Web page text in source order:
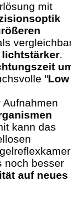
mit
lichtstärker.
"Low
Aufnahmen
kann das
noch besser
auf neues